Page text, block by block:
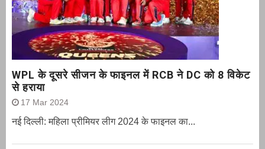
WPL के दूसरे सीजन के फाइनल में RCB ने DC को 8 विकेट
से हराया
17 Mar 2024
नई दिल्ली: महिला प्रीमियर लीग 2024 के फाइनल का...